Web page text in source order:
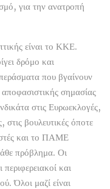
για την ανατροπή
είναι το ΚΚΕ.
δρόμο και
που βγαίνουν
σημασίας
στις Ευρωεκλογές,
στις βουλευτικές όποτε
και το ΠΑΜΕ
πρόβλημα. Οι
και
Όλοι μαζί είναι